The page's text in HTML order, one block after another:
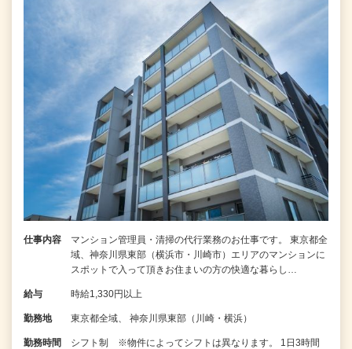
仕事内容
マンション管理員・清掃の代行業務のお仕事です。 東京都全
域、神奈川県東部（横浜市・川崎市）エリアのマンションに
スポットで入って頂きお住まいの方の快適な暮らし…
給与 時給1,330円以上
勤務地 東京都全域、 神奈川県東部（川崎・横浜）
勤務時間
シフト制 ※物件によってシフトは異なります。 1日3時間